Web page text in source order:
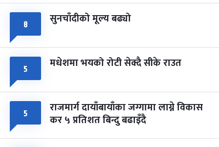
८ सुनचाँदीको मूल्य बढ्यो
५ मधेशमा भयको रोटी सेक्दै सीके राउत
५ राजमार्ग दायाँबायाँका जग्गामा लाग्ने विकास
कर ५ प्रतिशत बिन्दु बढाइँदै